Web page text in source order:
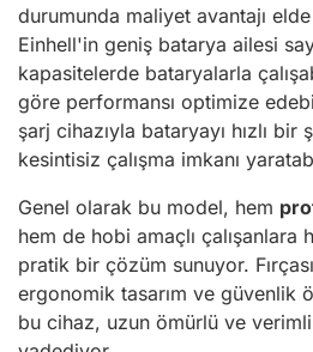
durumunda maliyet avantajı
Einhell'in geniş batarya ailesi
kapasitelerde bataryalarla
göre performansı optimize
şarj cihazıyla bataryayı hızlı
kesintisiz çalışma imkanı
Genel olarak bu model, hem
hem de hobi amaçlı çalışanlara
pratik bir çözüm sunuyor.
ergonomik tasarım ve güvenlik
bu cihaz, uzun ömürlü ve